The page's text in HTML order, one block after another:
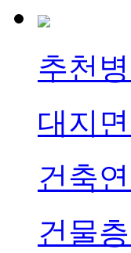
추천
대지
건축
건물